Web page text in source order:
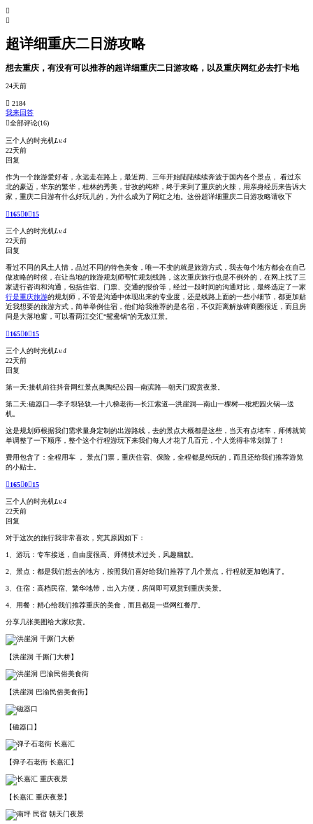


超详细重庆二日游攻略
想去重庆，有没有可以推荐的超详细重庆二日游攻略，以及重庆网红必去打卡地
24天前
 2184
我来回答
全部评论(16)
三个人的时光机Lv.4
22天前
回复
作为一个旅游爱好者，永远走在路上，最近两、三年开始陆陆续续奔波于国内各个景点， 看过东
北的豪迈，华东的繁华，桂林的秀美，甘孜的纯粹，终于来到了重庆的火辣，用亲身经历来告诉大
家，重庆二日游有什么好玩儿的，为什么成为了网红之地。这份超详细重庆二日游攻略请收下
165015
三个人的时光机Lv.4
22天前
回复
看过不同的风土人情，品过不同的特色美食，唯一不变的就是旅游方式，我去每个地方都会在自己
做攻略的时候，在让当地的旅游规划师帮忙规划线路，这次重庆旅行也是不例外的，在网上找了三
家进行咨询和沟通，包括住宿、门票、交通的报价等，经过一段时间的沟通对比，最终选定了一家
行是重庆旅游的规划师，不管是沟通中体现出来的专业度，还是线路上面的一些小细节，都更加贴
近我想要的旅游方式，简单举例住宿，他们给我推荐的是名宿，不仅距离解放碑商圈很近，而且房
间是大落地窗，可以看两江交汇“鸳鸯锅”的无敌江景。
165015
三个人的时光机Lv.4
22天前
回复
第一天:接机前往抖音网红景点奥陶纪公园—南滨路—朝天门观赏夜景。
第二天:磁器口—李子坝轻轨—十八梯老街—长江索道—洪崖洞—南山一棵树—枇杷园火锅—送
机。
这是规划师根据我们需求量身定制的出游路线，去的景点大概都是这些，当天有点堵车，师傅就简
单调整了一下顺序，整个这个行程游玩下来我们每人才花了几百元，个人觉得非常划算了！
费用包含了：全程用车 ， 景点门票，重庆住宿、保险，全程都是纯玩的，而且还给我们推荐游览
的小贴士。
165015
三个人的时光机Lv.4
22天前
回复
对于这次的旅行我非常喜欢，究其原因如下：
1、游玩：专车接送，自由度很高、师傅技术过关，风趣幽默。
2、景点：都是我们想去的地方，按照我们喜好给我们推荐了几个景点，行程就更加饱满了。
3、住宿：高档民宿、繁华地带，出入方便，房间即可观赏到重庆美景。
4、用餐：精心给我们推荐重庆的美食，而且都是一些网红餐厅。
分享几张美图给大家欣赏。
【洪崖洞 千厮门大桥】
【洪崖洞 巴渝民俗美食街】
【磁器口】
【弹子石老街 长嘉汇】
【长嘉汇 重庆夜景】